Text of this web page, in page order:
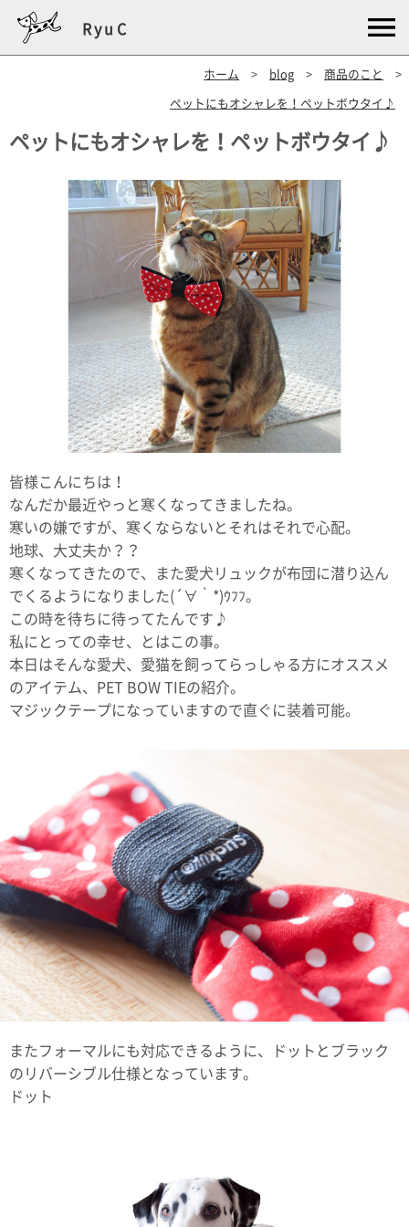
RyuC
ホーム > blog > 商品のこと >
ペットにもオシャレを！ペットボウタイ♪
ペットにもオシャレを！ペットボウタイ♪
皆様こんにちは！
なんだか最近やっと寒くなってきましたね。
寒いの嫌ですが、寒くならないとそれはそれで心配。
地球、大丈夫か？？
寒くなってきたので、また愛犬リュックが布団に潜り込ん
でくるようになりました(´∀｀*)ｳﾌﾌ。
この時を待ちに待ってたんです♪
私にとっての幸せ、とはこの事。
本日はそんな愛犬、愛猫を飼ってらっしゃる方にオススメ
のアイテム、PET BOW TIEの紹介。
マジックテープになっていますので直ぐに装着可能。
またフォーマルにも対応できるように、ドットとブラック
のリバーシブル仕様となっています。
ドット